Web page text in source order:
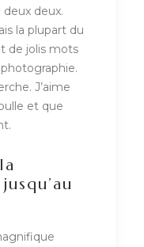
deux.
la plupart du
de jolis mots
J’aime
et que